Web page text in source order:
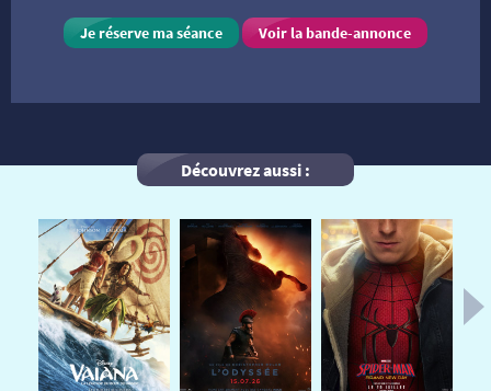
AUTRES RENDEZ-VOUS
NOUS CONTACTER
Je réserve ma séance Voir la bande-annonce
Découvrez aussi :